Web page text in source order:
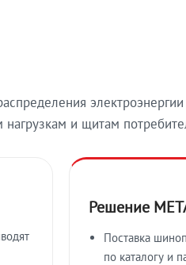
и щитам
Решение
Поставка
по каталогу и